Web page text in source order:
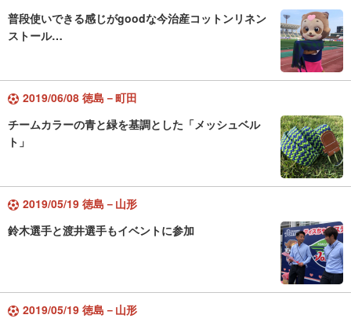
普段使いできる感じがgoodな今治産コットンリネン
ストール…
2019/06/08 徳島－町田
チームカラーの青と緑を基調とした「メッシュベル
ト」
2019/05/19 徳島－山形
鈴木選手と渡井選手もイベントに参加
2019/05/19 徳島－山形